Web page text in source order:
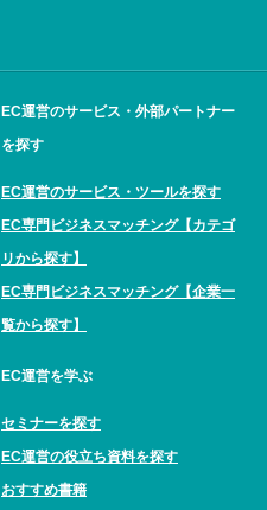
EC運営のサービス・外部パートナー
を探す
EC運営のサービス・ツールを探す
EC専門ビジネスマッチング【カテゴ
リから探す】
EC専門ビジネスマッチング【企業一
覧から探す】
EC運営を学ぶ
セミナーを探す
EC運営の役立ち資料を探す
おすすめ書籍